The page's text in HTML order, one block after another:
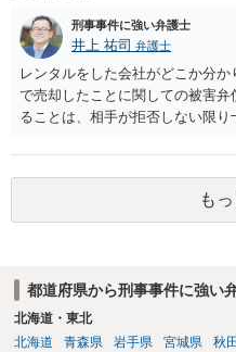
刑事事件に強い弁護士
井上 祐司 弁護士
レンタルをした会社がどこか分
で売却したことに関しての被害
ることは、相手が拒否しない限
か）、弁護士に法律相談におい
も
都道府県から刑事事件に強い
北海道・東北
北海道
青森県 岩手県 宮城県 秋